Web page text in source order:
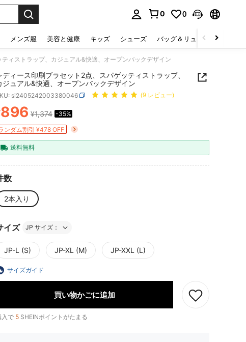
0 0
メンズ服 美容と健康 キッズ シューズ バッグ＆リュック
ィストラップ、カジュアル&快適、オープンバックデザイン
ディース印刷ブラセット2点、スパゲッティストラップ、
ジュアル&快適、オープンバックデザイン
si2405242003380046 (9 レビュー)
AND AVAILABILITY
896 ¥1,374 -35%
ンダム割引 ¥478 OFF
送料無料
数
2本入り
イズ JP サイズ：
JP-L (S) JP-XL (M) JP-XXL (L)
サイズガイド
買い物かごに追加
入で 5 SHEINポイントがたまる